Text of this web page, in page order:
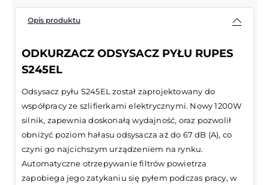
Opis produktu
ODKURZACZ ODSYSACZ PYŁU RUPES
S245EL
Odsysacz pyłu S245EL został zaprojektowany do
współpracy ze szlifierkami elektrycznymi. Nowy 1200W
silnik, zapewnia doskonałą wydajność, oraz pozwolił
obniżyć poziom hałasu odsysacza aż do 67 dB (A), co
czyni go najcichszym urządzeniem na rynku.
Automatyczne otrzepywanie filtrów powietrza
zapobiega jego zatykaniu się pyłem podczas pracy, w